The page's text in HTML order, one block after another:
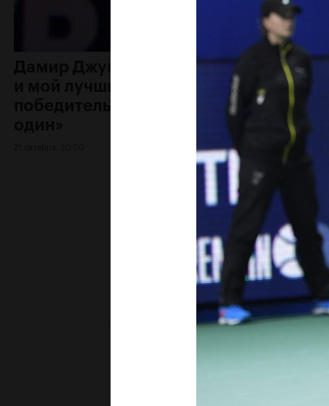
Дамир Джумхур: «Пусть Мирза
победитель может быть только